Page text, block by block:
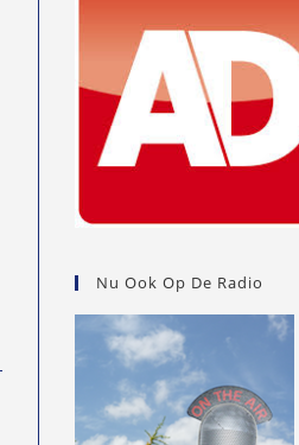
Nu Ook Op De Radio